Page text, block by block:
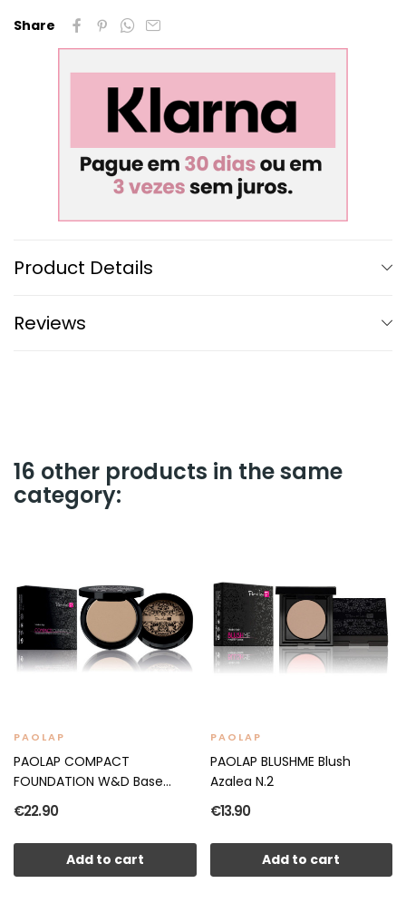
Share
Product Details
Reviews
16 other products in the same
category:
PAOLAP
PAOLAP COMPACT
FOUNDATION W&D Base
Compacta N.03
€22.90
Add to cart
PAOLAP
PAOLAP BLUSHME Blush
Azalea N.2
€13.90
Add to cart